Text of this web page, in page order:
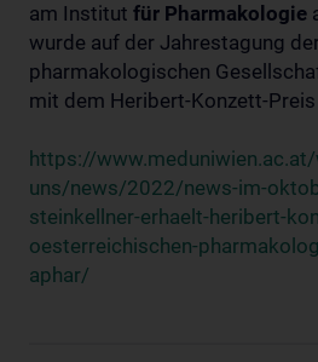
am Institut für Pharmakologie
wurde auf der Jahrestagung
pharmakologischen
mit dem Heribert-Konzett-
https://
uns/news/2022/news-im-
steinkellner-erhaelt-heribert-
oesterreichischen-
aphar/